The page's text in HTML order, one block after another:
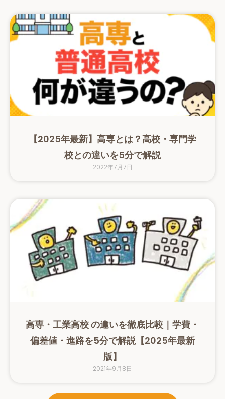
【2025年最新】高専とは？高校・専門学
校との違いを5分で解説
2022年7月7日
高専・工業高校 の違いを徹底比較｜学費・
偏差値・進路を5分で解説【2025年最新
版】
2021年9月8日